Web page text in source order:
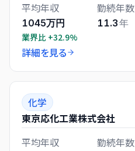
平均年収
1045万円
業界比 +32.9%
勤続年数
11.3年
詳細を見る
化学
東京応化工業株式会社
平均年収
勤続年数